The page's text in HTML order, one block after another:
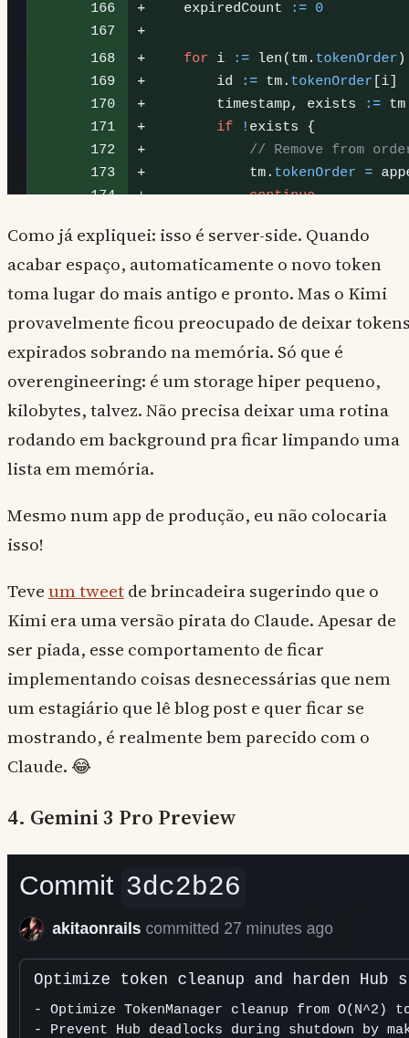
Como já expliquei: isso é server-side. Quando
acabar espaço, automaticamente o novo token
toma lugar do mais antigo e pronto. Mas o Kimi
provavelmente ficou preocupado de deixar
expirados sobrando na memória. Só que é
overengineering: é um storage hiper pequeno,
kilobytes, talvez. Não precisa deixar uma rotina
rodando em background pra ficar limpando uma
lista em memória.
Mesmo num app de produção, eu não colocaria
isso!
Teveum tweetde brincadeira sugerindo que o
Kimi era uma versão pirata do Claude. Apesar de
ser piada, esse comportamento de ficar
implementando coisas desnecessárias que nem
um estagiário que lê blog post e quer ficar se
mostrando, é realmente bem parecido com o
Claude. 😂
4. Gemini 3 Pro Preview